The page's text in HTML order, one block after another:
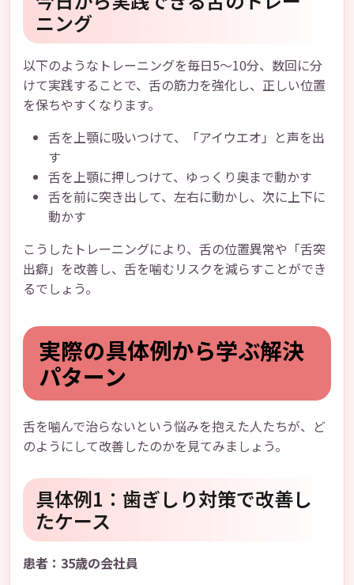
ニング
以下のようなトレーニングを毎日5～10分、数回に分
けて実践することで、舌の筋力を強化し、正しい位置
を保ちやすくなります。
舌を上顎に吸いつけて、「アイウエオ」と声を出
す
舌を上顎に押しつけて、ゆっくり奥まで動かす
舌を前に突き出して、左右に動かし、次に上下に
動かす
こうしたトレーニングにより、舌の位置異常や「舌突
出癖」を改善し、舌を噛むリスクを減らすことができ
るでしょう。
実際の具体例から学ぶ解決
パターン
舌を噛んで治らないという悩みを抱えた人たちが、ど
のようにして改善したのかを見てみましょう。
具体例1：歯ぎしり対策で改善し
たケース
患者：35歳の会社員